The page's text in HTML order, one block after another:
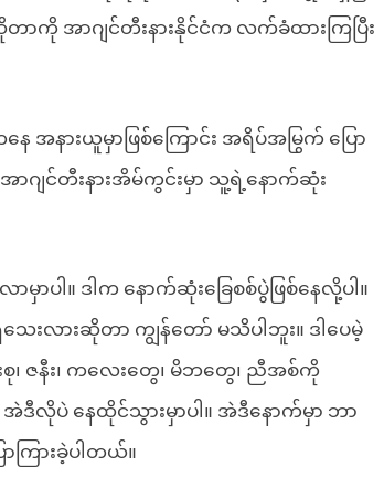
ာကို အာဂျင်တီးနားနိုင်ငံက လက်ခံထားကြပြီး
အနားယူမှာဖြစ်ကြောင်း အရိပ်အမြွက် ပြော
ာဂျင်တီးနားအိမ်ကွင်းမှာ သူ့ရဲ့နောက်ဆုံး
ာပါ။ ဒါက နောက်ဆုံးခြေစစ်ပွဲဖြစ်နေလို့ပါ။
သေးလားဆိုတာ ကျွန်တော် မသိပါဘူး။ ဒါပေမဲ့
၊ ဇနီး၊ ကလေးတွေ၊ မိဘတွေ၊ ညီအစ်ကို
ဒီလိုပဲ နေထိုင်သွားမှာပါ။ အဲဒီနောက်မှာ ဘာ
ြားခဲ့ပါတယ်။